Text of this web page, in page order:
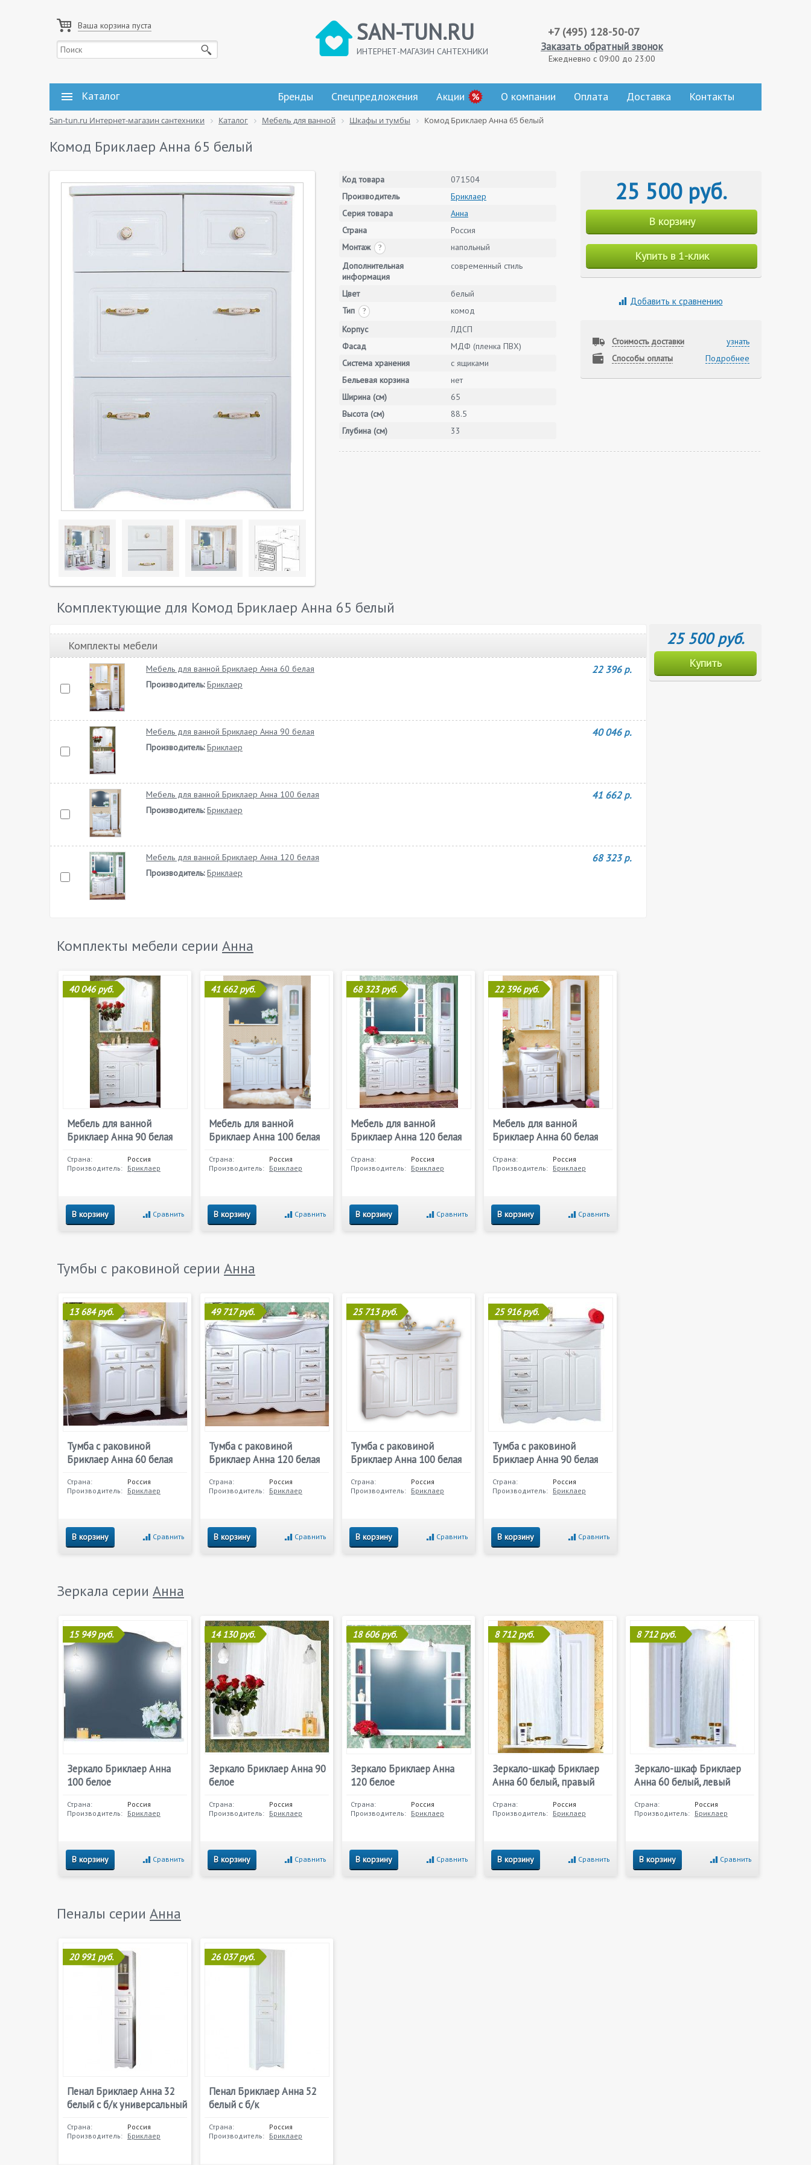
Ваша корзина пуста SAN-TUN.RU
ИНТЕРНЕТ-МАГАЗИН САНТЕХНИКИ
+7 (495) 128-50-07
Заказать обратный звонок
Ежедневно с 09:00 до 23:00
Каталог Бренды Спецпредложения Акции О компании Оплата Доставка Контакты
San-tun.ru Интернет-магазин сантехники Каталог Мебель для ванной Шкафы и тумбы Комод Бриклаер Анна 65 белый
Комод Бриклаер Анна 65 белый
Код товара
071504
Производитель
Бриклаер
Серия товара
Анна
Страна
Россия
Монтаж
?
напольный
Дополнительная
информация
современный стиль
Цвет
белый
Тип
?
комод
Корпус
ЛДСП
Фасад
МДФ (пленка ПВХ)
Система хранения
с ящиками
Бельевая корзина
нет
Ширина (см)
65
Высота (см)
88.5
Глубина (см)
33
25 500 руб.
В корзину
Купить в 1-клик
Добавить к сравнению
Стоимость доставки
узнать
Способы оплаты
Подробнее
Комплектующие для Комод Бриклаер Анна 65 белый
Комплекты мебели
Мебель для ванной Бриклаер Анна 60 белая
Производитель: Бриклаер
22 396 р.
Мебель для ванной Бриклаер Анна 90 белая
Производитель: Бриклаер
40 046 р.
Мебель для ванной Бриклаер Анна 100 белая
Производитель: Бриклаер
41 662 р.
Мебель для ванной Бриклаер Анна 120 белая
Производитель: Бриклаер
68 323 р.
25 500 руб.
Купить
Комплекты мебели серии Анна
40 046 руб.
Мебель для ванной
Бриклаер Анна 90 белая
Страна:
Россия
Производитель: Бриклаер
В корзину Сравнить
41 662 руб.
Мебель для ванной
Бриклаер Анна 100 белая
Страна:
Россия
Производитель: Бриклаер
В корзину Сравнить
68 323 руб.
Мебель для ванной
Бриклаер Анна 120 белая
Страна:
Россия
Производитель: Бриклаер
В корзину Сравнить
22 396 руб.
Мебель для ванной
Бриклаер Анна 60 белая
Страна:
Россия
Производитель: Бриклаер
В корзину Сравнить
Тумбы с раковиной серии Анна
13 684 руб.
Тумба с раковиной
Бриклаер Анна 60 белая
Страна:
Россия
Производитель: Бриклаер
В корзину Сравнить
49 717 руб.
Тумба с раковиной
Бриклаер Анна 120 белая
Страна:
Россия
Производитель: Бриклаер
В корзину Сравнить
25 713 руб.
Тумба с раковиной
Бриклаер Анна 100 белая
Страна:
Россия
Производитель: Бриклаер
В корзину Сравнить
25 916 руб.
Тумба с раковиной
Бриклаер Анна 90 белая
Страна:
Россия
Производитель: Бриклаер
В корзину Сравнить
Зеркала серии Анна
15 949 руб.
Зеркало Бриклаер Анна
100 белое
Страна:
Россия
Производитель: Бриклаер
В корзину Сравнить
14 130 руб.
Зеркало Бриклаер Анна 90
белое
Страна:
Россия
Производитель: Бриклаер
В корзину Сравнить
18 606 руб.
Зеркало Бриклаер Анна
120 белое
Страна:
Россия
Производитель: Бриклаер
В корзину Сравнить
8 712 руб.
Зеркало-шкаф Бриклаер
Анна 60 белый, правый
Страна:
Россия
Производитель: Бриклаер
В корзину Сравнить
8 712 руб.
Зеркало-шкаф Бриклаер
Анна 60 белый, левый
Страна:
Россия
Производитель: Бриклаер
В корзину Сравнить
Пеналы серии Анна
20 991 руб.
Пенал Бриклаер Анна 32
белый с б/к универсальный
Страна:
Россия
Производитель: Бриклаер
26 037 руб.
Пенал Бриклаер Анна 52
белый с б/к
Страна:
Россия
Производитель: Бриклаер